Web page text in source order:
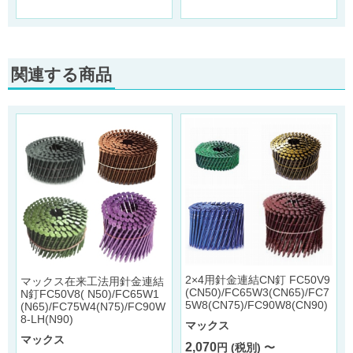
関連する商品
マックス在来工法用針金連結
N釘FC50V8( N50)/FC65W1
(N65)/FC75W4(N75)/FC90W
8-LH(N90)
マックス
2×4用針金連結CN釘 FC50V9
(CN50)/FC65W3(CN65)/FC7
5W8(CN75)/FC90W8(CN90)
マックス
2,070円 (税別) 〜